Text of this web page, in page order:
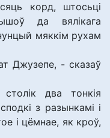
корд, штосьці
да вялікага
мяккім рухам
Джузепе, - сказаў
два тонкія
з разынкамі і
і цёмнае, як кроў,